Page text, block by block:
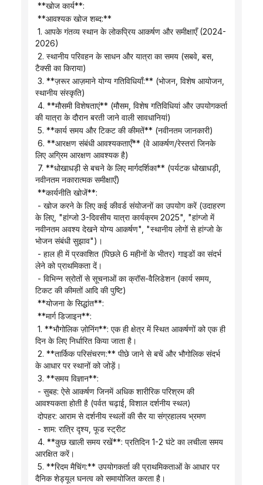
**खोज कार्य**:
**आवश्यक खोज शब्द:**
2026)
टैक्सी का किराया)
स्थानीय संस्कृति)
की यात्रा के दौरान बरती जाने वाली सावधानियां)
5. **कार्य समय और टिकट की कीमतें** (नवीनतम जानकारी)
लिए अग्रिम आरक्षण आवश्यक है)
नवीनतम नकारात्मक समीक्षाएँ)
**कार्यनीति खोजें**:
के लिए, "हांग्जो 3-दिवसीय यात्रा कार्यक्रम 2025", "हांग्जो में
नवीनतम अवश्य देखने योग्य आकर्षण", "स्थानीय लोगों से हांग्जो के
भोजन संबंधी सुझाव")।
लेने को प्राथमिकता दें।
टिकट की कीमतों आदि की पुष्टि)
**योजना के सिद्धांत**:
**मार्ग डिजाइन**:
दिन के लिए निर्धारित किया जाता है।
के आधार पर स्थानों को जोड़ें।
3. **समय विज्ञान**:
आवश्यकता होती है (पर्वत चढ़ाई, विशाल दर्शनीय स्थल)
दोपहर: आराम से दर्शनीय स्थलों की सैर या संग्रहालय भ्रमण
- शाम: रात्रि दृश्य, फूड स्ट्रीट
आरक्षित करें।
दैनिक शेड्यूल घनत्व को समायोजित करता है।